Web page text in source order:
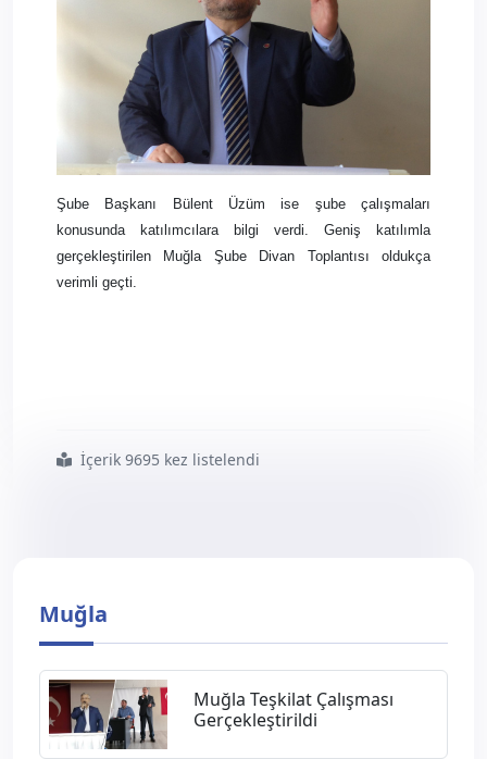
Şube Başkanı Bülent Üzüm ise şube çalışmaları
konusunda katılımcılara bilgi verdi. Geniş katılımla
gerçekleştirilen Muğla Şube Divan Toplantısı oldukça
verimli geçti.
#muğla
#genişletilmiş
#il
#divan
#toplantısı
#verimli
#geçtiİçerik 9695 kez listelendi
Muğla
Muğla Teşkilat Çalışması
Gerçekleştirildi